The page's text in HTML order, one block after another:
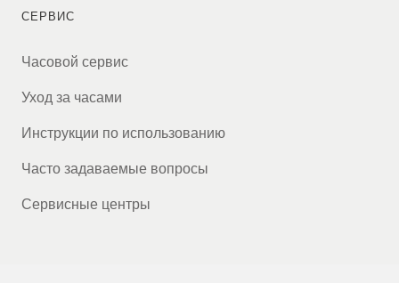
СЕРВИС
Часовой сервис
Уход за часами
Инструкции по использованию
Часто задаваемые вопросы
Сервисные центры